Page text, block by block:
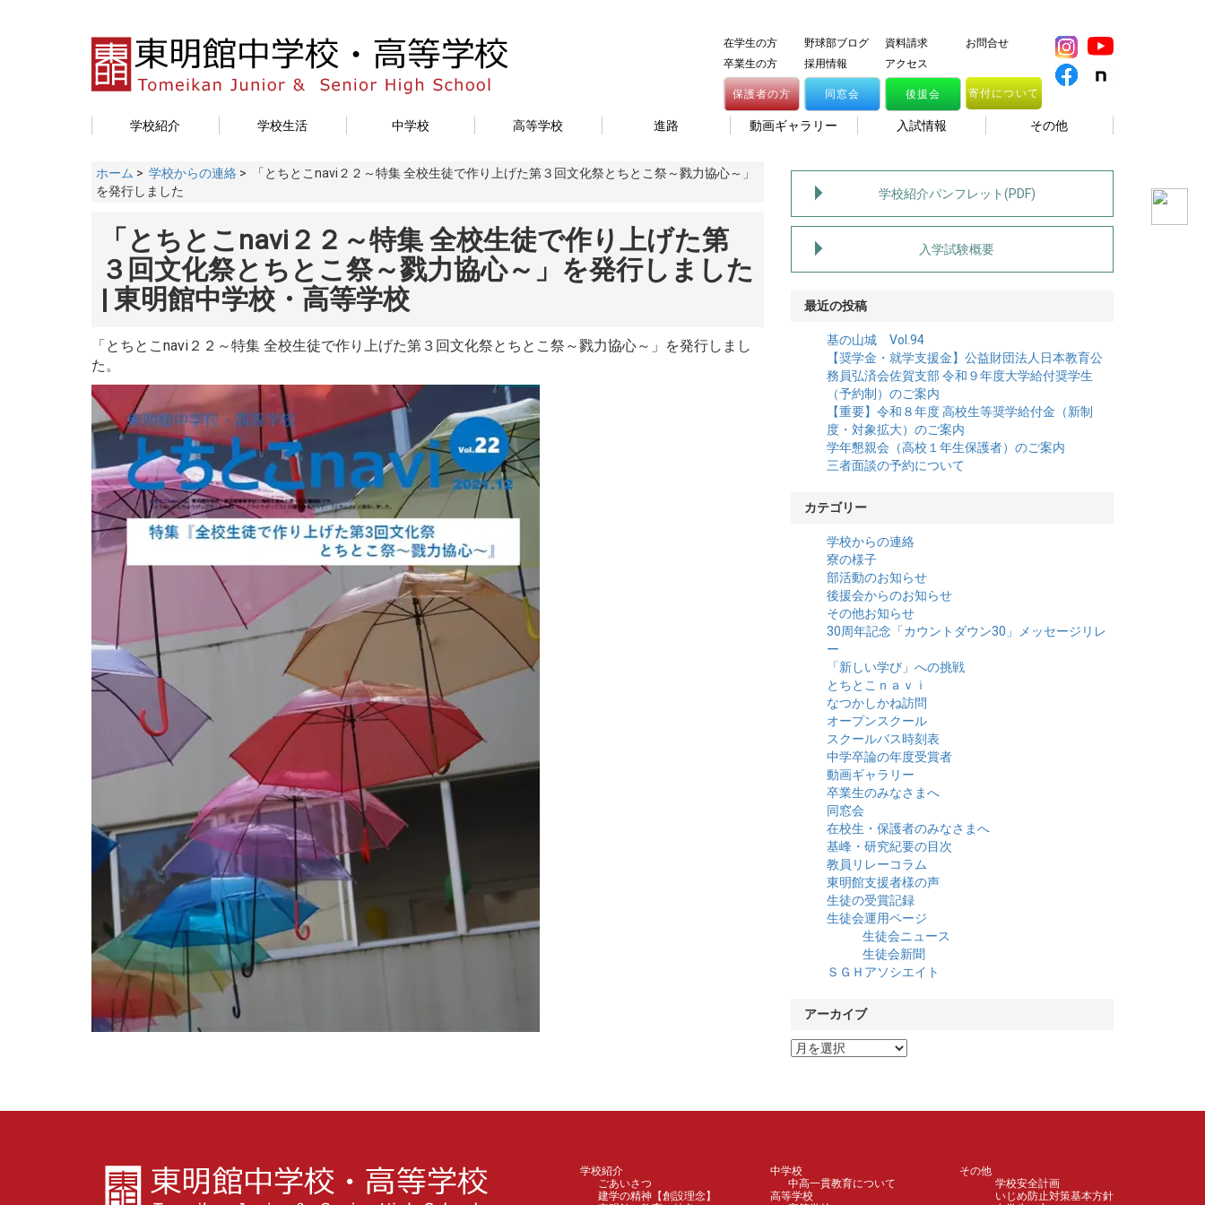
在学生の方 野球部ブログ 資料請求
お問合せ
卒業生の方
採用情報 アクセス
保護者の方 同窓会 後援会 寄付について
学校紹介 学校生活 中学校 高等学校 進路 動画ギャラリー 入試情報 その他
ホーム > 学校からの連絡 > 「とちとこnavi２２～特集 全校生徒で作り上げた第３回文化祭とちとこ祭～戮力協心～」
を発行しました
「とちとこnavi２２～特集 全校生徒で作り上げた第
３回文化祭とちとこ祭～戮力協心～」を発行しました
| 東明館中学校・高等学校
「とちとこnavi２２ ～特集 全校生徒で作り上げた第３回文化祭とちとこ祭～戮力協心～」を発行しまし
た。
学校紹介パンフレット(PDF)
入学試験概要
最近の投稿
基の山城 Vol.94
【奨学金・就学支援金】公益財団法人日本教育公
務員弘済会佐賀支部 令和９年度大学給付奨学生
（予約制）のご案内
【重要】令和８年度 高校生等奨学給付金（新制
度・対象拡大）のご案内
学年懇親会（高校１年生保護者）のご案内
三者面談の予約について
カテゴリー
学校からの連絡
寮の様子
部活動のお知らせ
後援会からのお知らせ
その他お知らせ
30周年記念「カウントダウン30」メッセージリレ
ー
「新しい学び」への挑戦
とちとこｎａｖｉ
なつかしかね訪問
オープンスクール
スクールバス時刻表
中学卒論の年度受賞者
動画ギャラリー
卒業生のみなさまへ
同窓会
在校生・保護者のみなさまへ
基峰・研究紀要の目次
教員リレーコラム
東明館支援者様の声
生徒の受賞記録
生徒会運用ページ
生徒会ニュース
生徒会新聞
ＳＧＨアソシエイト
アーカイブ
ア
学校紹介
ごあいさつ
建学の精神【創設理念】
中学校
中高一貫教育について
高等学校
その他
学校安全計画
いじめ防止対策基本方針